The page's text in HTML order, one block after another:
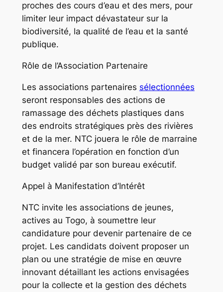
proches des cours d’eau et des mers, pour
limiter leur impact dévastateur sur la
biodiversité, la qualité de l’eau et la santé
publique.
Rôle de l’Association Partenaire
Les associations partenaires sélectionnées
seront responsables des actions de
ramassage des déchets plastiques dans
des endroits stratégiques près des rivières
et de la mer. NTC jouera le rôle de marraine
et financera l’opération en fonction d’un
budget validé par son bureau exécutif.
Appel à Manifestation d’Intérêt
NTC invite les associations de jeunes,
actives au Togo, à soumettre leur
candidature pour devenir partenaire de ce
projet. Les candidats doivent proposer un
plan ou une stratégie de mise en œuvre
innovant détaillant les actions envisagées
pour la collecte et la gestion des déchets